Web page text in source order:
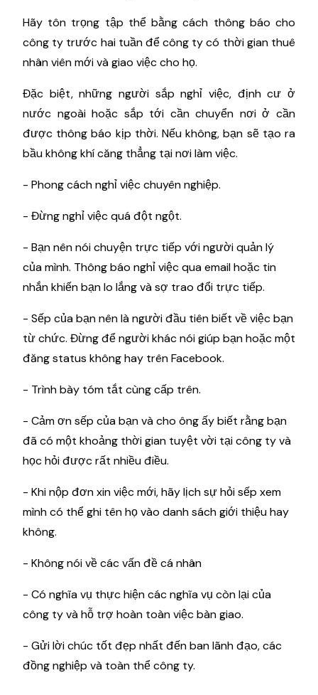
Hãy tôn trọng tập thể bằng cách thông báo cho
công ty trước hai tuần để công ty có thời gian thuê
nhân viên mới và giao việc cho họ.
Đặc biệt, những người sắp nghỉ việc, định cư ở
nước ngoài hoặc sắp tới cần chuyển nơi ở cần
được thông báo kịp thời. Nếu không, bạn sẽ tạo ra
bầu không khí căng thẳng tại nơi làm việc.
- Phong cách nghỉ việc chuyên nghiệp.
- Đừng nghỉ việc quá đột ngột.
- Bạn nên nói chuyện trực tiếp với người quản lý
của mình. Thông báo nghỉ việc qua email hoặc tin
nhắn khiến bạn lo lắng và sợ trao đổi trực tiếp.
- Sếp của bạn nên là người đầu tiên biết về việc bạn
từ chức. Đừng để người khác nói giúp bạn hoặc một
đăng status không hay trên Facebook.
- Trình bày tóm tắt cùng cấp trên.
- Cảm ơn sếp của bạn và cho ông ấy biết rằng bạn
đã có một khoảng thời gian tuyệt vời tại công ty và
học hỏi được rất nhiều điều.
- Khi nộp đơn xin việc mới, hãy lịch sự hỏi sếp xem
mình có thể ghi tên họ vào danh sách giới thiệu hay
không.
- Không nói về các vấn đề cá nhân
- Có nghĩa vụ thực hiện các nghĩa vụ còn lại của
công ty và hỗ trợ hoàn toàn việc bàn giao.
- Gửi lời chúc tốt đẹp nhất đến ban lãnh đạo, các
đồng nghiệp và toàn thể công ty.